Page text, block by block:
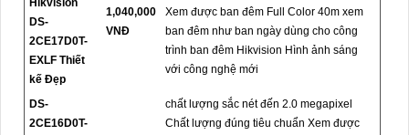
Hikvision
DS-
2CE17D0T-
EXLF Thiết
kế Đẹp
1,040,000
VNĐ
Xem được ban đêm Full Color 40m xem
ban đêm như ban ngày dùng cho công
trình ban đêm Hikvision Hình ảnh sáng
với công nghệ mới
DS-
2CE16D0T-
chất lượng sắc nét đến 2.0 megapixel
Chất lượng đúng tiêu chuẩn Xem được